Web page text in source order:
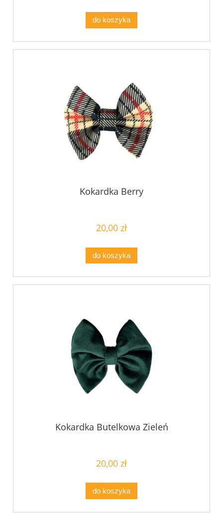
do koszyka
Kokardka Berry
20,00 zł
do koszyka
Kokardka Butelkowa Zieleń
20,00 zł
do koszyka